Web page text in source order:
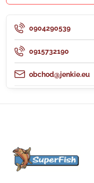
0904290539
0915732190
obchod@jenkie.eu